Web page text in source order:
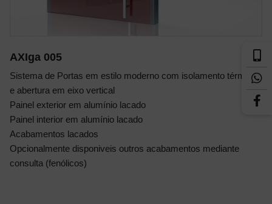
AXIga 005
Sistema de Portas em estilo moderno com isolamento térmico
e abertura em eixo vertical
Painel exterior em alumínio lacado
Painel interior em alumínio lacado
Acabamentos lacados
Opcionalmente disponiveis outros acabamentos mediante
consulta (fenólicos)